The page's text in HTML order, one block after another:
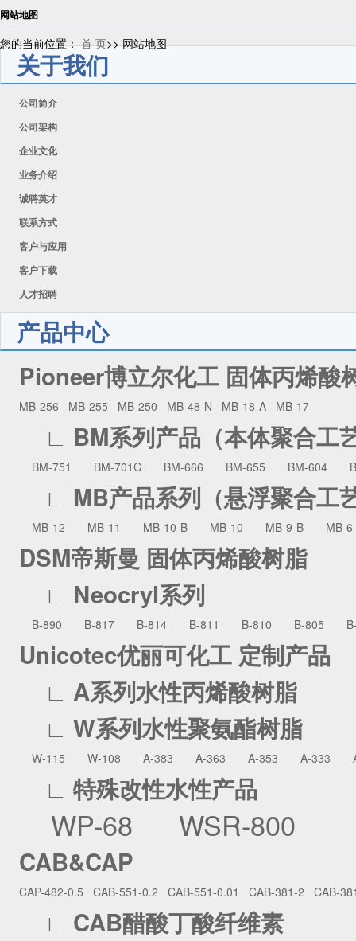
网站地图
您的当前位置：首 页>> 网站地图
关于我们
公司简介
公司架构
企业文化
业务介绍
诚聘英才
联系方式
客户与应用
客户下载
人才招聘
产品中心
Pioneer博立尔化工 固体丙烯酸
MB-256 MB-255 MB-250 MB-48-N MB-18-A MB-17
∟ BM系列产品（本体聚合工
BM-751 BM-701C BM-666 BM-655 BM-604
∟ MB产品系列（悬浮聚合工
MB-12 MB-11 MB-10-B MB-10 MB-9-B MB-
DSM帝斯曼 固体丙烯酸树脂
∟ Neocryl系列
B-890 B-817 B-814 B-811 B-810 B-805
Unicotec优丽可化工 定制产品
∟ A系列水性丙烯酸树脂
∟ W系列水性聚氨酯树脂
W-115 W-108 A-383 A-363 A-353 A-333
∟ 特殊改性水性产品
WP-68 WSR-800
CAB&CAP
CAP-482-0.5 CAB-551-0.2 CAB-551-0.01 CAB-381-2 CAB-
∟ CAB醋酸丁酸纤维素